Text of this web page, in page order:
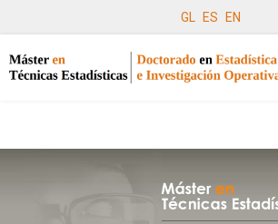
GL ES EN